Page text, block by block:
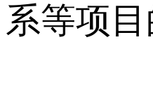
系等项